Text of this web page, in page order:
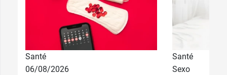
Santé
06/08/2026
Santé
Sexo